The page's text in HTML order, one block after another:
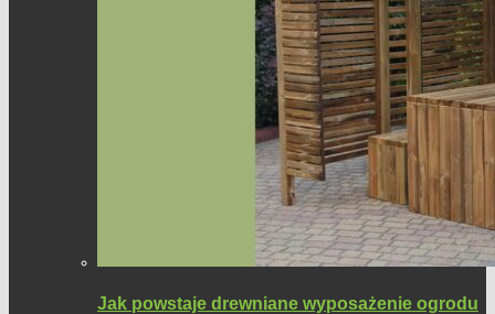
Jak powstaje drewniane wyposażenie ogrodu